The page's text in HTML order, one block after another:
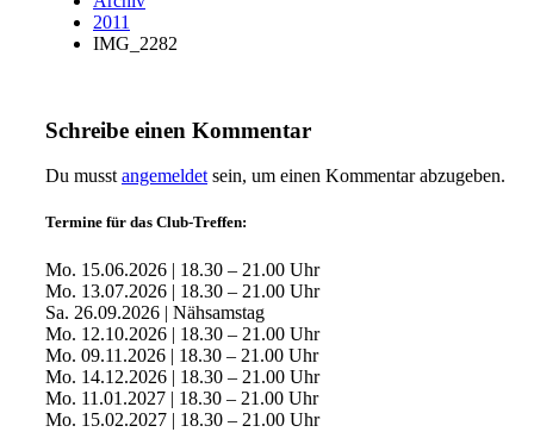
2011
IMG_2282
Schreibe einen Kommentar
Du musst angemeldet sein, um einen Kommentar abzugeben.
Termine für das Club-Treffen:
Mo. 15.06.2026 | 18.30 – 21.00 Uhr
Mo. 13.07.2026 | 18.30 – 21.00 Uhr
Sa. 26.09.2026 | Nähsamstag
Mo. 12.10.2026 | 18.30 – 21.00 Uhr
Mo. 09.11.2026 | 18.30 – 21.00 Uhr
Mo. 14.12.2026 | 18.30 – 21.00 Uhr
Mo. 11.01.2027 | 18.30 – 21.00 Uhr
Mo. 15.02.2027 | 18.30 – 21.00 Uhr